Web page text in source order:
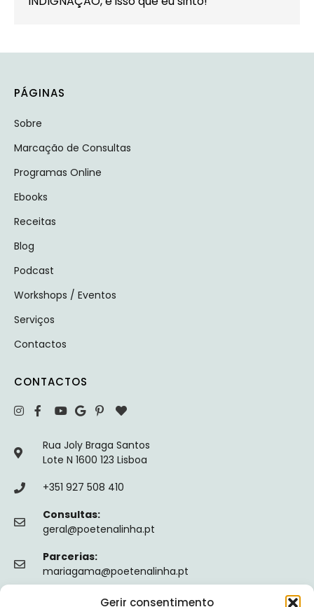
Gerir consentimento
PÁGINAS
Sobre
Marcação de Consultas
Programas Online
Ebooks
Receitas
Blog
Podcast
Workshops / Eventos
Serviços
Contactos
CONTACTOS
Rua Joly Braga Santos
Lote N 1600 123 Lisboa
+351 927 508 410
Consultas:
geral@poetenalinha.pt
Parcerias:
mariagama@poetenalinha.pt